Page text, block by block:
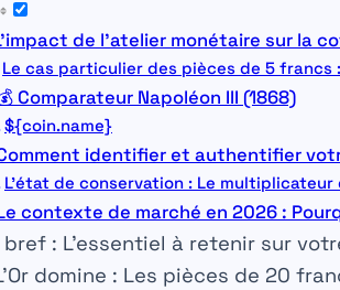
de l’atelier monétaire sur la
Le cas particulier des pièces de 5 francs
Comparateur Napoléon III (1868)
${coin.name}
identifier et authentifier
L’état de conservation : Le multiplicateur
contexte de marché en 2026 :
bref : L’essentiel à retenir sur
domine : Les pièces de 20